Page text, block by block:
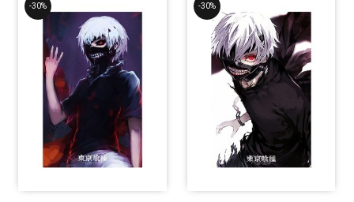
-30% -30%